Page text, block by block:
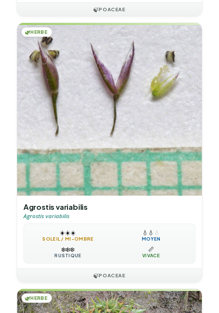
🍃POACEAE
🌿HERBE
Agrostis variabilis
Agrostis variabilis
☀️☀️☀️
SOLEIL / MI-OMBRE
💧 💧 💧
MOYEN
❄️❄️❄️
RUSTIQUE
📏
VIVACE
🍃POACEAE
🌿HERBE